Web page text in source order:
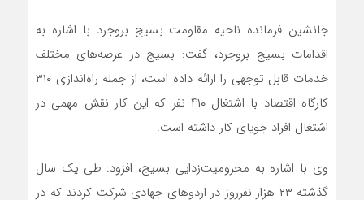
جانشین فرمانده ناحیه مقاومت بسیج بروجرد با اشاره به
اقدامات بسیج بروجرد، گفت: بسیج در عرصه‌های مختلف
خدمات قابل توجهی را ارائه داده است، از جمله راه‌اندازی ۳۱۰
کارگاه اقتصاد با اشتغال ۴۱۰ نفر که این کار نقش مهمی در
اشتغال افراد جویای کار داشته است.
وی با اشاره به محرومیت‌زدایی بسیج، افزود: طی یک سال
گذشته ۲۳ هزار نفرروز در اردوهای جهادی شرکت کردند که در